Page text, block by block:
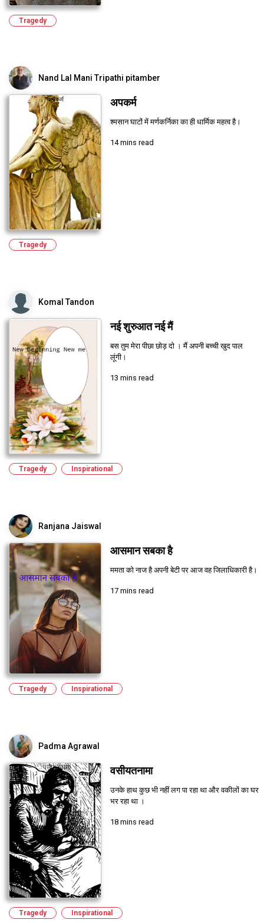
Tragedy
Nand Lal Mani Tripathi pitamber
अपकर्म
श्मसान घाटों में मर्णकर्निका का ही धार्मिक महत्व है।
14 mins read
Tragedy
Komal Tandon
नई शुरुआत नई मैं
बस तुम मेरा पीछा छोड़ दो । मैं अपनी बच्ची खुद पाल
लूंगी।
13 mins read
Tragedy Inspirational
Ranjana Jaiswal
आसमान सबका है
ममता को नाज है अपनी बेटी पर आज वह जिलाधिकारी है।
17 mins read
Tragedy Inspirational
Padma Agrawal
वसीयतनामा
उनके हाथ कुछ भी नहीं लग पा रहा था और वकीलों का घर
भर रहा था ।
18 mins read
Tragedy Inspirational